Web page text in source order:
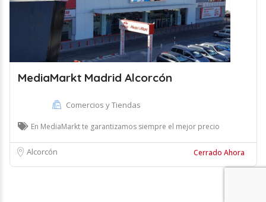
MediaMarkt Madrid Alcorcón
Comercios y Tiendas
En MediaMarkt te garantizamos siempre el mejor precio
Alcorcón Cerrado Ahora